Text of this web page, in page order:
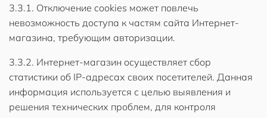
3.3.1. Отключение cookies может повлечь
невозможность доступа к частям сайта Интернет-
магазина, требующим авторизации.
3.3.2. Интернет-магазин осуществляет сбор
статистики об IP-адресах своих посетителей. Данная
информация используется с целью выявления и
решения технических проблем, для контроля